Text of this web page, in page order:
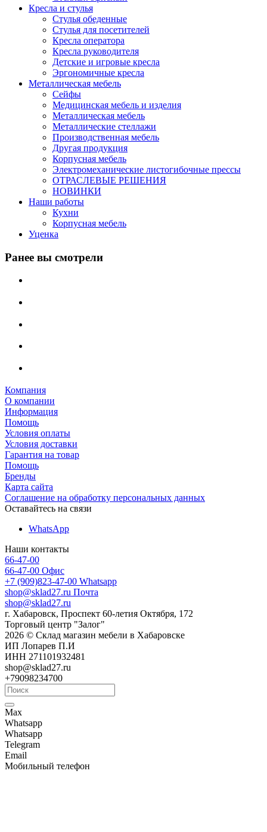
Кресла и стулья
Стулья обеденные
Стулья для посетителей
Кресла оператора
Кресла руководителя
Детские и игровые кресла
Эргономичные кресла
Металлическая мебель
Сейфы
Медицинская мебель и изделия
Металлическая мебель
Металлические стеллажи
Производственная мебель
Другая продукция
Корпусная мебель
Электромеханические листогибочные прессы
ОТРАСЛЕВЫЕ РЕШЕНИЯ
НОВИНКИ
Наши работы
Кухни
Корпусная мебель
Уценка
Ранее вы смотрели
Компания
О компании
Информация
Помощь
Условия оплаты
Условия доставки
Гарантия на товар
Помощь
Бренды
Карта сайта
Соглашение на обработку персональных данных
Оставайтесь на связи
WhatsApp
Наши контакты
66-47-00
66-47-00 Офис
+7 (909)823-47-00 Whatsapp
shop@sklad27.ru Почта
shop@sklad27.ru
г. Хабаровск, Проспект 60-летия Октября, 172
Торговый центр "Залог"
2026 © Склад магазин мебели в Хабаровске
ИП Лопарев П.И
ИНН 271101932481
shop@sklad27.ru
+79098234700
Max
Whatsapp
Whatsapp
Telegram
Email
Мобильный телефон